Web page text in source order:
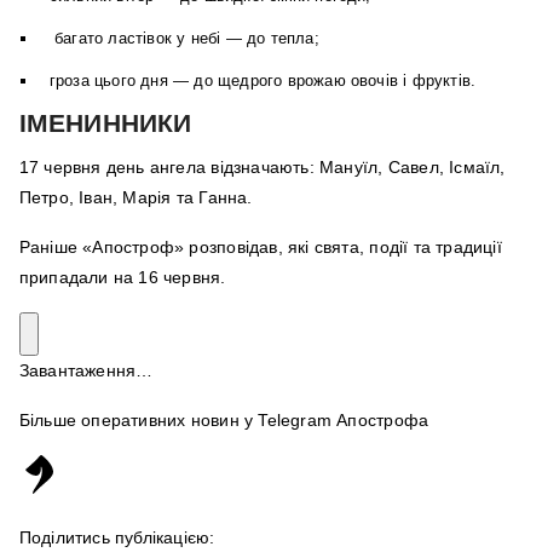
багато ластівок у небі — до тепла;
гроза цього дня — до щедрого врожаю овочів і фруктів.
ІМЕНИННИКИ
17 червня день ангела відзначають: Мануїл, Савел, Ісмаїл,
Петро, Іван, Марія та Ганна.
Раніше «Апостроф» розповідав, які свята, події та традиції
припадали на 16 червня.
Завантаження…
Більше оперативних новин у Telegram Апострофа
Поділитись публікацією: